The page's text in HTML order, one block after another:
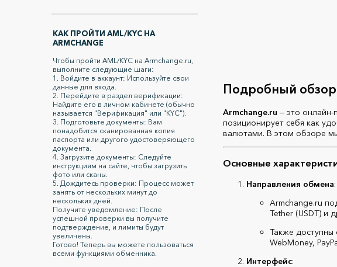
КАК ПРОЙТИ AML/KYC НА
ARMCHANGE
Чтобы пройти AML/KYC на Armchange.ru,
выполните следующие шаги:
1. Войдите в аккаунт: Используйте свои
данные для входа.
2. Перейдите в раздел верификации:
Найдите его в личном кабинете (обычно
называется "Верификация" или "KYC").
3. Подготовьте документы: Вам
понадобится сканированная копия
паспорта или другого удостоверяющего
документа.
4. Загрузите документы: Следуйте
инструкциям на сайте, чтобы загрузить
фото или сканы.
5. Дождитесь проверки: Процесс может
занять от нескольких минут до
нескольких дней.
Получите уведомление: После
успешной проверки вы получите
подтверждение, и лимиты будут
увеличены.
Готово! Теперь вы можете пользоваться
всеми функциями обменника.
Подробный
Armchange.ru — это
позиционирует себя как
валютами. В этом обзоре
Основные
Направления обмена:
Armchange.ru
Tether (USDT) и
Также доступны
WebMoney,
Интерфейс: